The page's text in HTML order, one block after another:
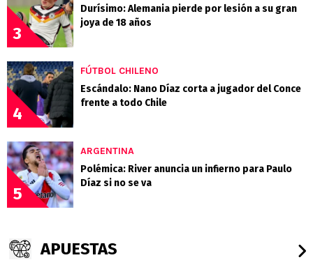
3
Durísimo: Alemania pierde por lesión a su gran
joya de 18 años
4
FÚTBOL CHILENO
Escándalo: Nano Díaz corta a jugador del Conce
frente a todo Chile
5
ARGENTINA
Polémica: River anuncia un infierno para Paulo
Díaz si no se va
APUESTAS